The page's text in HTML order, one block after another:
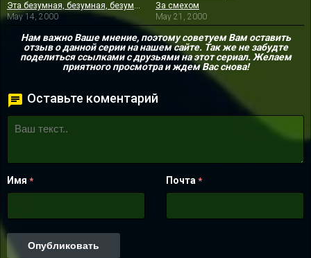
Эта безумная, безумная, безумная, безумная Мардж
May 14, 2000
За смехом
May 21, 2000
Нам важно Ваше мнение, поэтому советуем Вам оставить
отзыв о данной серии на нашем сайте. Так же не забудте
поделиться ссылками с друзьями на этот сериал. Желаем
приятного просмотра и ждем Вас снова!
Оставьте коментарий
Имя * Почта *